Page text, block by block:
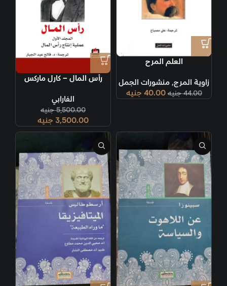
العلم المرح
زاوية المرج, منشورات الجمل
44.00 جنيه 40.00 جنيه
رأس المال – كارل ماركس
الفارابي
5,500.00 جنيه
3,500.00 جنيه